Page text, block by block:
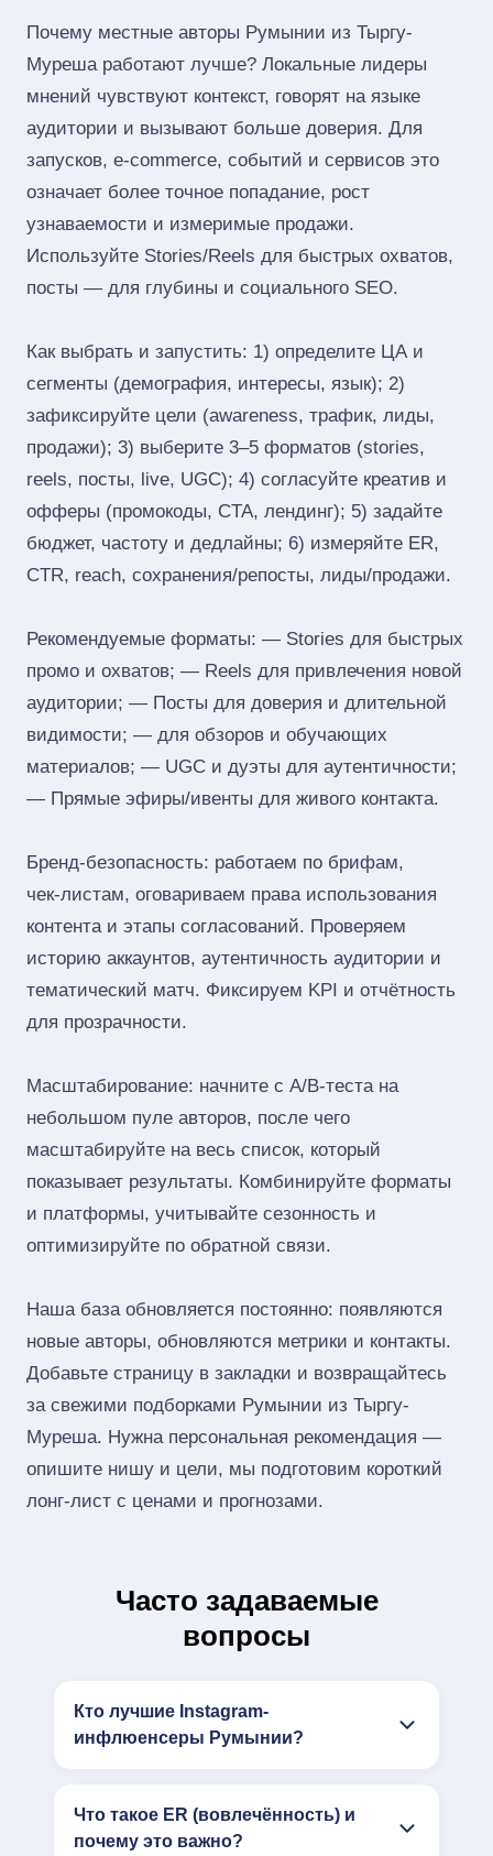
Почему местные авторы Румынии из Тыргу-
Муреша работают лучше? Локальные лидеры
мнений чувствуют контекст, говорят на языке
аудитории и вызывают больше доверия. Для
запусков, e‑commerce, событий и сервисов это
означает более точное попадание, рост
узнаваемости и измеримые продажи.
Используйте Stories/Reels для быстрых охватов,
посты — для глубины и социального SEO.
Как выбрать и запустить: 1) определите ЦА и
сегменты (демография, интересы, язык); 2)
зафиксируйте цели (awareness, трафик, лиды,
продажи); 3) выберите 3–5 форматов (stories,
reels, посты, live, UGC); 4) согласуйте креатив и
офферы (промокоды, CTA, лендинг); 5) задайте
бюджет, частоту и дедлайны; 6) измеряйте ER,
CTR, reach, сохранения/репосты, лиды/продажи.
Рекомендуемые форматы: — Stories для быстрых
промо и охватов; — Reels для привлечения новой
аудитории; — Посты для доверия и длительной
видимости; — для обзоров и обучающих
материалов; — UGC и дуэты для аутентичности;
— Прямые эфиры/ивенты для живого контакта.
Бренд‑безопасность: работаем по брифам,
чек‑листам, оговариваем права использования
контента и этапы согласований. Проверяем
историю аккаунтов, аутентичность аудитории и
тематический матч. Фиксируем KPI и отчётность
для прозрачности.
Масштабирование: начните с A/B‑теста на
небольшом пуле авторов, после чего
масштабируйте на весь список, который
показывает результаты. Комбинируйте форматы
и платформы, учитывайте сезонность и
оптимизируйте по обратной связи.
Наша база обновляется постоянно: появляются
новые авторы, обновляются метрики и контакты.
Добавьте страницу в закладки и возвращайтесь
за свежими подборками Румынии из Тыргу-
Муреша. Нужна персональная рекомендация —
опишите нишу и цели, мы подготовим короткий
лонг‑лист с ценами и прогнозами.
Часто задаваемые
вопросы
Кто лучшие Instagram-
инфлюенсеры Румынии?
Что такое ER (вовлечённость) и
почему это важно?